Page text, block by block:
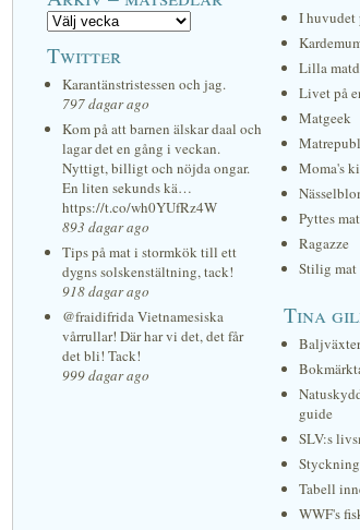
Twitter
Karantänstristessen och jag.
797 dagar ago
Kom på att barnen älskar daal och
lagar det en gång i veckan.
Nyttigt, billigt och nöjda ongar.
En liten sekunds kä…
https://t.co/wh0YUfRz4W
893 dagar ago
Tips på mat i stormkök till ett
dygns solskenstältning, tack!
918 dagar ago
@fraidifrida Vietnamesiska
vårrullar! Där har vi det, det får
det bli! Tack!
999 dagar ago
I huvudet
Lilla
Livet på
Matgeek
Moma's
Pyttes
Ragazze
Stilig mat
Tina
guide
SLV:s
Tabell
WWF's